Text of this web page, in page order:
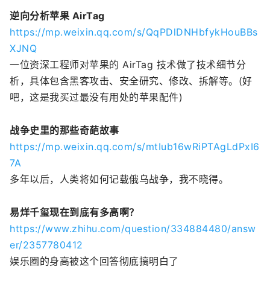
逆向分析苹果 AirTag
https://mp.weixin.qq.com/s/QqPDlDNHbfykHouBBs
XJNQ
一位资深工程师对苹果的 AirTag 技术做了技术细节分
析，具体包含黑客攻击、安全研究、修改、拆解等。(好
吧，这是我买过最没有用处的苹果配件)
战争史里的那些奇葩故事
https://mp.weixin.qq.com/s/mtIub16wRiPTAgLdPxI6
7A
多年以后，人类将如何记载俄乌战争，我不晓得。
易烊千玺现在到底有多高啊？
https://www.zhihu.com/question/334884480/answ
er/2357780412
娱乐圈的身高被这个回答彻底搞明白了